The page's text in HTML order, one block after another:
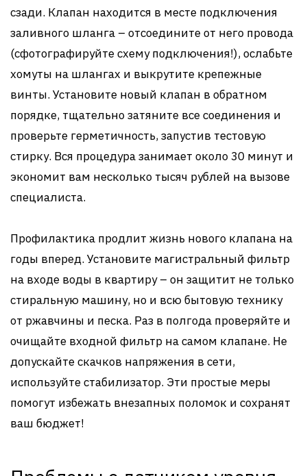
сзади. Клапан находится в месте подключения
заливного шланга – отсоедините от него провода
(сфотографируйте схему подключения!), ослабьте
хомуты на шлангах и выкрутите крепежные
винты. Установите новый клапан в обратном
порядке, тщательно затяните все соединения и
проверьте герметичность, запустив тестовую
стирку. Вся процедура занимает около 30 минут и
экономит вам несколько тысяч рублей на вызове
специалиста.
Профилактика продлит жизнь нового клапана на
годы вперед. Установите магистральный фильтр
на входе воды в квартиру – он защитит не только
стиральную машину, но и всю бытовую технику
от ржавчины и песка. Раз в полгода проверяйте и
очищайте входной фильтр на самом клапане. Не
допускайте скачков напряжения в сети,
используйте стабилизатор. Эти простые меры
помогут избежать внезапных поломок и сохранят
ваш бюджет!